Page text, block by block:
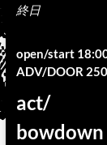
終日
open/start
ADV/DOOR
act/
bowdown